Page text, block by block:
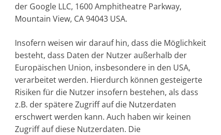
der Google LLC, 1600 Amphitheatre Parkway,
Mountain View, CA 94043 USA.
Insofern weisen wir darauf hin, dass die Möglichkeit
besteht, dass Daten der Nutzer außerhalb der
Europäischen Union, insbesondere in den USA,
verarbeitet werden. Hierdurch können gesteigerte
Risiken für die Nutzer insofern bestehen, als dass
z.B. der spätere Zugriff auf die Nutzerdaten
erschwert werden kann. Auch haben wir keinen
Zugriff auf diese Nutzerdaten. Die